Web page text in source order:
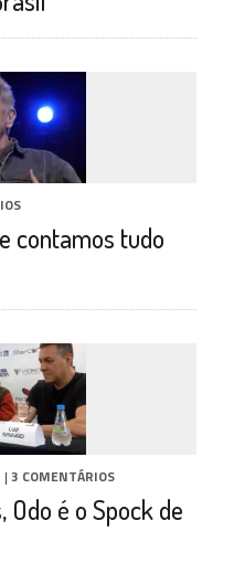
contamos tudo
| 3 COMENTÁRIOS
Odo é o Spock de